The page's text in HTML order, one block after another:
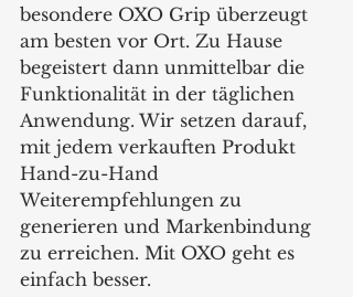
besondere OXO Grip überzeugt
am besten vor Ort. Zu Hause
begeistert dann unmittelbar die
Funktionalität in der täglichen
Anwendung. Wir setzen darauf,
mit jedem verkauften Produkt
Hand-zu-Hand
Weiterempfehlungen zu
generieren und Markenbindung
zu erreichen. Mit OXO geht es
einfach besser.